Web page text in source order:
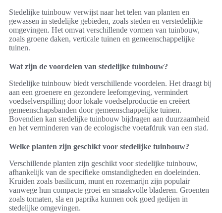
Stedelijke tuinbouw verwijst naar het telen van planten en
gewassen in stedelijke gebieden, zoals steden en verstedelijkte
omgevingen. Het omvat verschillende vormen van tuinbouw,
zoals groene daken, verticale tuinen en gemeenschappelijke
tuinen.
Wat zijn de voordelen van stedelijke tuinbouw?
Stedelijke tuinbouw biedt verschillende voordelen. Het draagt bij
aan een groenere en gezondere leefomgeving, vermindert
voedselverspilling door lokale voedselproductie en creëert
gemeenschapsbanden door gemeenschappelijke tuinen.
Bovendien kan stedelijke tuinbouw bijdragen aan duurzaamheid
en het verminderen van de ecologische voetafdruk van een stad.
Welke planten zijn geschikt voor stedelijke tuinbouw?
Verschillende planten zijn geschikt voor stedelijke tuinbouw,
afhankelijk van de specifieke omstandigheden en doeleinden.
Kruiden zoals basilicum, munt en rozemarijn zijn populair
vanwege hun compacte groei en smaakvolle bladeren. Groenten
zoals tomaten, sla en paprika kunnen ook goed gedijen in
stedelijke omgevingen.